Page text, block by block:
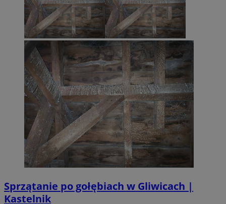
Sprzątanie po gołębiach w Gliwicach |
Kastelnik